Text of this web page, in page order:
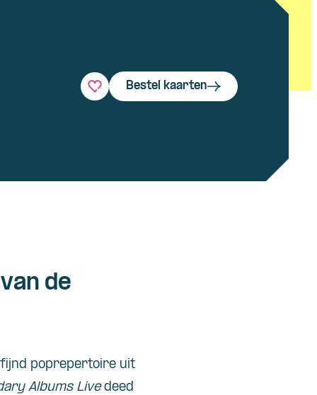
Bestel kaarten
de
poprepertoire uit
Albums Livedeed